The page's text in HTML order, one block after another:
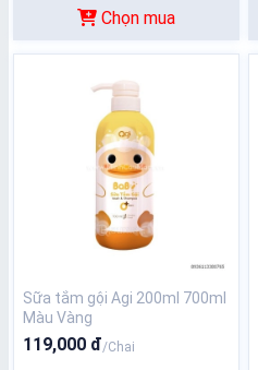
Chọn mua
Sữa tắm gội Agi 200ml 700ml
Màu Vàng
119,000 đ/Chai